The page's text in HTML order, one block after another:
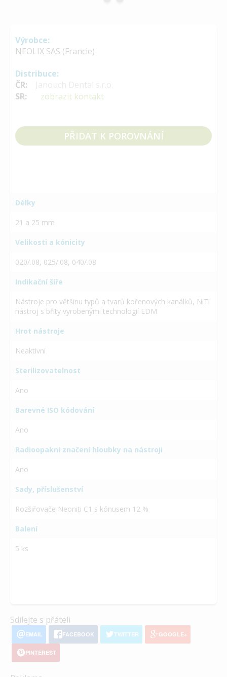
Výrobce:
NEOLIX SAS (Francie)
Distribuce:
ČR:
SR:
zobrazit kontakt
PŘIDAT K POROVNÁNÍ
Délky
21 a 25 mm
Velikosti a kónicity
020/.08, 025/.08, 040/.08
Indikační šíře
Nástroje pro většinu typů a tvarů kořenových kanálků, NiTi
nástroj s břity vyrobenými technologií EDM
Hrot nástroje
Neaktivní
Sterilizovatelnost
Ano
Barevné ISO kódování
Ano
Radioopakní značení hloubky na nástroji
Ano
Sady, příslušenství
Rozšiřovače Neoniti C1 s kónusem 12 %
Balení
5 ks
Sdílejte s přáteli
EMAIL FACEBOOK TWITTER GOOGLE+
PINTEREST